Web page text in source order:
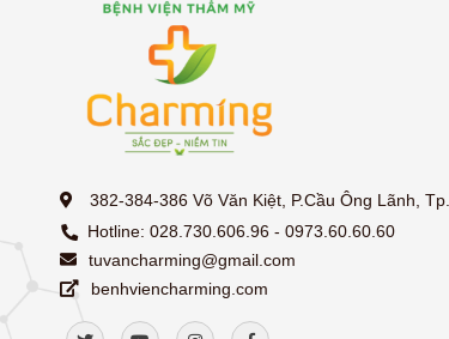
382-384-386 Võ Văn Kiệt, P.Cầu Ông Lãnh,
Hotline: 028.730.606.96 - 0973.60.60.60
tuvancharming@gmail.com
benhviencharming.com